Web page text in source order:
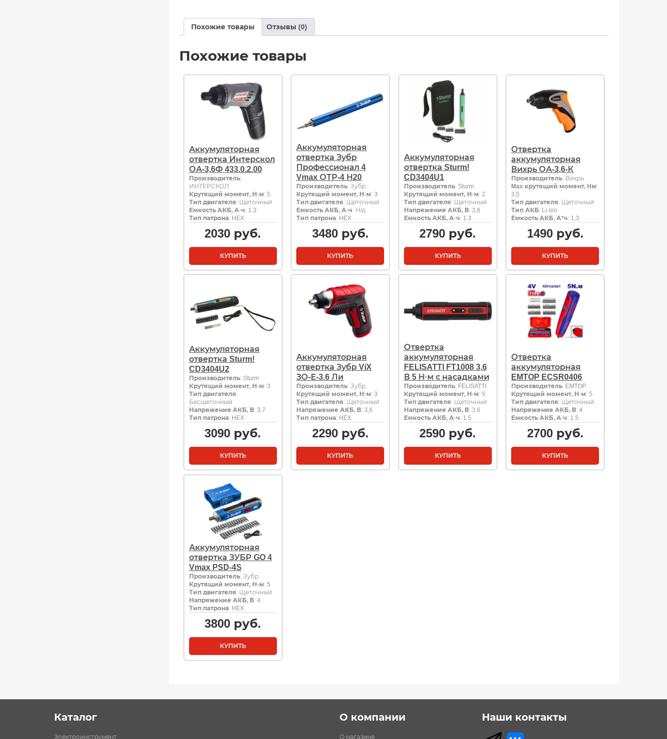
Похожие товары Отзывы (0)
Похожие товары
Аккумуляторная
отвертка Интерскол
ОА-3,6Ф 433.0.2.00
Производитель:
ИНТЕРСКОЛ
Крутящий момент, Н·м: 5
Тип двигателя: Щеточный
Емкость АКБ, А·ч: 1.3
Тип патрона: HEX
2030 руб.
КУПИТЬ
Аккумуляторная
отвертка Зубр
Профессионал 4
Vmax ОТР-4 Н20
Производитель: Зубр
Крутящий момент, Н·м: 3
Тип двигателя: Щеточный
Емкость АКБ, А·ч: Н/д
Тип патрона: HEX
3480руб.
КУПИТЬ
Аккумуляторная
отвертка Sturm!
CD3404U1
Производитель: Sturm
Крутящий момент, Н·м: 2
Тип двигателя: Щеточный
Напряжение АКБ, В: 3,6
Емкость АКБ, А·ч: 1.3
2790 руб.
КУПИТЬ
Отвертка
аккумуляторная
Вихрь ОА-3,6-К
Производитель: Вихрь
Max крутящий момент, Hм:
3,5
Тип двигателя: Щеточный
Тип АКБ: Li-lon
Емкость АКБ, А*ч: 1,3
1490руб.
КУПИТЬ
Аккумуляторная
отвертка Sturm!
CD3404U2
Производитель: Sturm
Крутящий момент, Н·м: 3
Тип двигателя:
Бесщеточный
Напряжение АКБ, В: 3.7
Тип патрона: HEX
3090 руб.
КУПИТЬ
Аккумуляторная
отвертка Зубр ViX
ЗО-Е-3.6 Ли
Производитель: Зубр
Крутящий момент, Н·м: 3
Тип двигателя: Щеточный
Напряжение АКБ, В: 3,6
Тип патрона: HEX
2290руб.
КУПИТЬ
Отвертка
аккумуляторная
FELISATTI FT1008 3,6
В 5 Н·м с насадками
Производитель: FELISATTI
Крутящий момент, Н·м: 5
Тип двигателя: Щеточный
Напряжение АКБ, В: 3.6
Емкость АКБ, А·ч: 1.5
2590 руб.
КУПИТЬ
Отвертка
аккумуляторная
EMTOP ECSR0406
Производитель: EMTOP
Крутящий момент, Н·м: 5
Тип двигателя: Щеточный
Напряжение АКБ, В: 4
Емкость АКБ, А·ч: 1.5
2700руб.
КУПИТЬ
Аккумуляторная
отвертка ЗУБР GO 4
Vmax PSD-4S
Производитель: Зубр
Крутящий момент, Н·м: 5
Тип двигателя: Щеточный
Напряжение АКБ, В: 4
Тип патрона: HEX
3800 руб.
КУПИТЬ
Каталог
Электроинструмент
О компании
О магазине
Наши контакты